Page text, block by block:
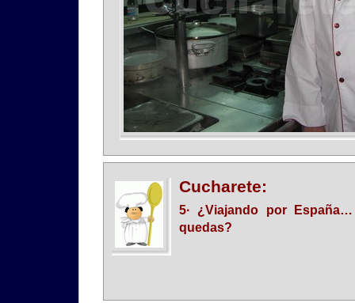
Cucharete:
5· ¿Viajando por
quedas?